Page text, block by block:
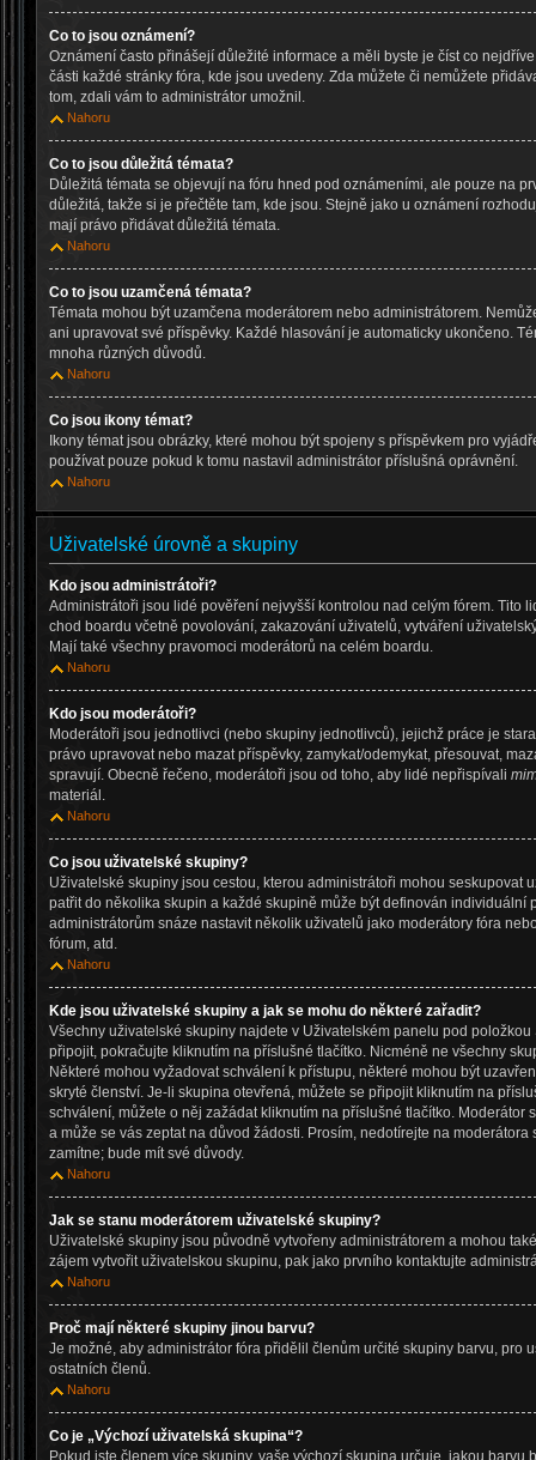
Co to jsou oznámení?
Oznámení často přinášejí důležité informace a měli byste je číst co
části každé stránky fóra, kde jsou uvedeny. Zda můžete či nemůžete
tom, zdali vám to administrátor umožnil.
Nahoru
Co to jsou důležitá témata?
Důležitá témata se objevují na fóru hned pod oznámeními, ale pouze na
důležitá, takže si je přečtěte tam, kde jsou. Stejně jako u oznámení
mají právo přidávat důležitá témata.
Nahoru
Co to jsou uzamčená témata?
Témata mohou být uzamčena moderátorem nebo administrátorem.
ani upravovat své příspěvky. Každé hlasování je automaticky ukončeno.
mnoha různých důvodů.
Nahoru
Co jsou ikony témat?
Ikony témat jsou obrázky, které mohou být spojeny s příspěvkem pro
používat pouze pokud k tomu nastavil administrátor příslušná oprávnění.
Nahoru
Uživatelské úrovně a skupiny
Kdo jsou administrátoři?
Administrátoři jsou lidé pověření nejvyšší kontrolou nad celým fórem. Tito
chod boardu včetně povolování, zakazování uživatelů, vytváření
Mají také všechny pravomoci moderátorů na celém boardu.
Nahoru
Kdo jsou moderátoři?
Moderátoři jsou jednotlivci (nebo skupiny jednotlivců), jejichž práce je
právo upravovat nebo mazat příspěvky, zamykat/odemykat, přesouvat,
spravují. Obecně řečeno, moderátoři jsou od toho, aby lidé nepřispívali
materiál.
Nahoru
Co jsou uživatelské skupiny?
Uživatelské skupiny jsou cestou, kterou administrátoři mohou seskupovat
patřit do několika skupin a každé skupině může být definován individuální
administrátorům snáze nastavit několik uživatelů jako moderátory fóra
fórum, atd.
Nahoru
Kde jsou uživatelské skupiny a jak se mohu do některé zařadit?
Všechny uživatelské skupiny najdete v Uživatelském panelu pod
připojit, pokračujte kliknutím na příslušné tlačítko. Nicméně ne všechny
Některé mohou vyžadovat schválení k přístupu, některé mohou být
skryté členství. Je-li skupina otevřená, můžete se připojit kliknutím na
schválení, můžete o něj zažádat kliknutím na příslušné tlačítko. Moderátor
a může se vás zeptat na důvod žádosti. Prosím, nedotírejte na moderátora
zamítne; bude mít své důvody.
Nahoru
Jak se stanu moderátorem uživatelské skupiny?
Uživatelské skupiny jsou původně vytvořeny administrátorem a mohou
zájem vytvořit uživatelskou skupinu, pak jako prvního kontaktujte
Nahoru
Proč mají některé skupiny jinou barvu?
Je možné, aby administrátor fóra přidělil členům určité skupiny barvu, pro
ostatních členů.
Nahoru
Co je „Výchozí uživatelská skupina“?
Pokud jste členem více skupiny, vaše výchozí skupina určuje, jakou barvu